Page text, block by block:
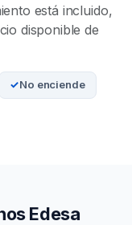
está incluido,
disponible de
No enciende
Edesa